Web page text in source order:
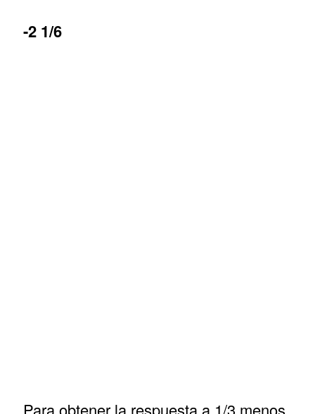
-2 1/6
Para obtener la respuesta a 1/3 menos